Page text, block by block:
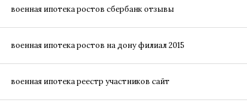
военная ипотека ростов сбербанк отзывы
военная ипотека ростов на дону филиал 2015
военная ипотека реестр участников сайт